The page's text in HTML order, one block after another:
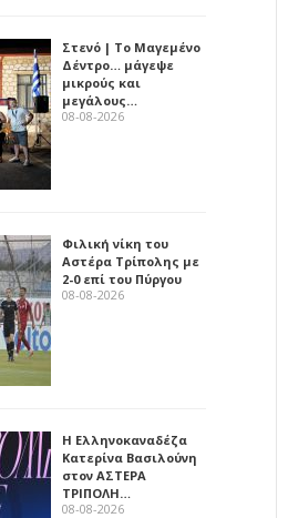
Στενό | Το Μαγεμένο
Δέντρο… μάγεψε
μικρούς και
μεγάλους…
08-08-2026
Φιλική νίκη του
Αστέρα Τρίπολης με
2-0 επί του Πύργου
08-08-2026
Η Ελληνοκαναδέζα
Κατερίνα Βασιλούνη
στον ΑΣΤΕΡΑ
ΤΡΙΠΟΛΗ…
08-08-2026